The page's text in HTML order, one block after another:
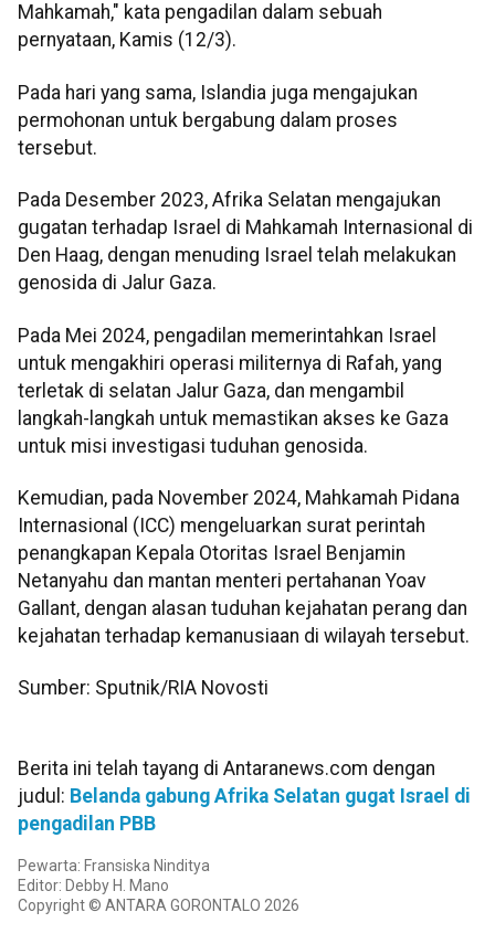
Mahkamah," kata pengadilan dalam sebuah
pernyataan, Kamis (12/3).
Pada hari yang sama, Islandia juga mengajukan
permohonan untuk bergabung dalam proses
tersebut.
Pada Desember 2023, Afrika Selatan mengajukan
gugatan terhadap Israel di Mahkamah Internasional di
Den Haag, dengan menuding Israel telah melakukan
genosida di Jalur Gaza.
Pada Mei 2024, pengadilan memerintahkan Israel
untuk mengakhiri operasi militernya di Rafah, yang
terletak di selatan Jalur Gaza, dan mengambil
langkah-langkah untuk memastikan akses ke Gaza
untuk misi investigasi tuduhan genosida.
Kemudian, pada November 2024, Mahkamah Pidana
Internasional (ICC) mengeluarkan surat perintah
penangkapan Kepala Otoritas Israel Benjamin
Netanyahu dan mantan menteri pertahanan Yoav
Gallant, dengan alasan tuduhan kejahatan perang dan
kejahatan terhadap kemanusiaan di wilayah tersebut.
Sumber: Sputnik/RIA Novosti
Berita ini telah tayang di Antaranews.com dengan
judul: Belanda gabung Afrika Selatan gugat Israel di
pengadilan PBB
Pewarta: Fransiska Ninditya
Editor: Debby H. Mano
Copyright © ANTARA GORONTALO 2026